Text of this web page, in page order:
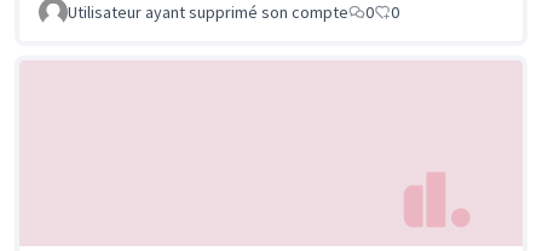
Utilisateur ayant supprimé son compte 0 0